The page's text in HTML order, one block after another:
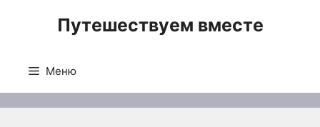
Путешествуем вместе
Меню